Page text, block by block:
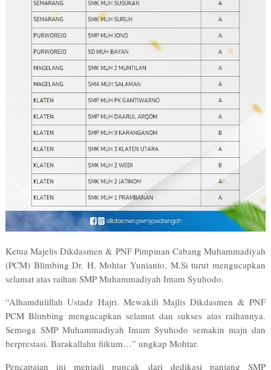
Ketua Majelis Dikdasmen & PNF Pimpinan Cabang Muhammadiyah
(PCM) Blimbing Dr. H. Mohtar Yunianto, M.Si turut mengucapkan
selamat atas raihan SMP Muhammadiyah Imam Syuhodo.
“Alhamdulillah Ustadz Hajri. Mewakili Majlis Dikdasmen & PNF
PCM Blimbing mengucapkan selamat dan sukses atas raihannya.
Semoga SMP Muhammadiyah Imam Syuhodosemakin maju dan
berprestasi. Barakallahu fiikum…” ungkap Mohtar.
Pencapaian ini menjadi puncak dari dedikasi panjang SMP